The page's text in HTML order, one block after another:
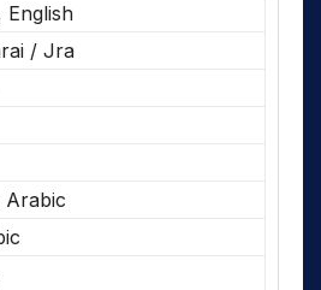
English
/ Jra
Arabic